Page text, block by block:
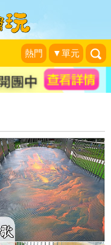
熱門 ▼單元
陪你一起溜